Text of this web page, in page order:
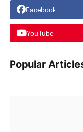
Facebook
YouTube
Popular